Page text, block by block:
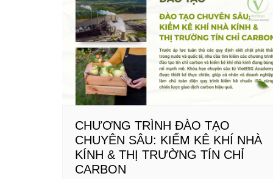
viết
CHƯƠNG TRÌNH ĐÀO TẠO
CHUYÊN SÂU: KIỂM KÊ KHÍ NHÀ
KÍNH & THỊ TRƯỜNG TÍN CHỈ
CARBON